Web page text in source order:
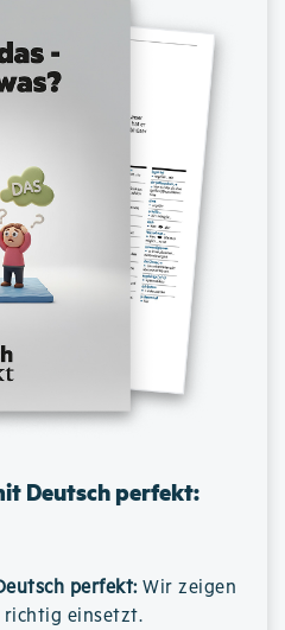
Deutsch perfekt:
perfekt: Wir zeigen
richtig einsetzt.